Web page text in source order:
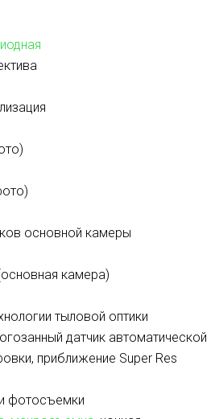
основной камеры
камера)
тыловой оптики
датчик автоматической
приближение Super Res
фотосъемки